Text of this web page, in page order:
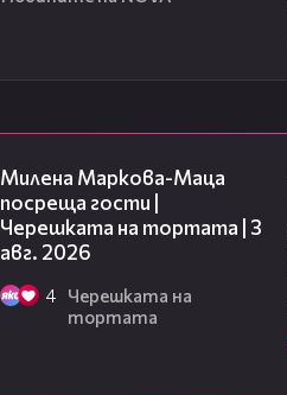
Милена Маркова-Маца
посреща гости |
Черешката на тортата | 3
авг. 2026
4
Черешката на
тортата